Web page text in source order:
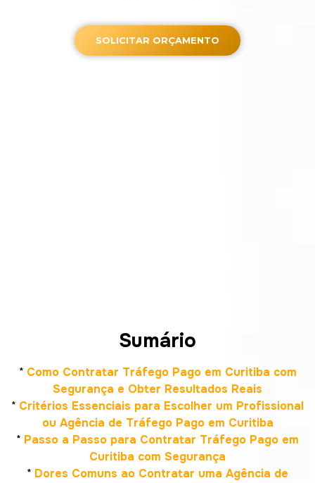
SOLICITAR ORÇAMENTO
Sumário
* Como Contratar Tráfego Pago em Curitiba com
Segurança e Obter Resultados Reais
* Critérios Essenciais para Escolher um Profissional
ou Agência de Tráfego Pago em Curitiba
* Passo a Passo para Contratar Tráfego Pago em
Curitiba com Segurança
* Dores Comuns ao Contratar uma Agência de